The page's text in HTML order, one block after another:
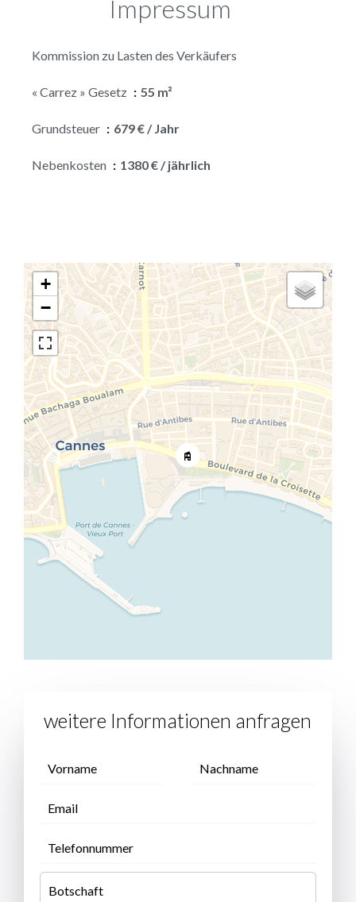
Impressum
Kommission zu Lasten des Verkäufers
« Carrez » Gesetz 55 m²
Grundsteuer 679 € / Jahr
Nebenkosten 1380 € / jährlich
+
−
weitere Informationen anfragen